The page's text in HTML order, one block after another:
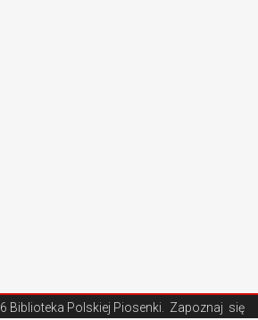
Biblioteka Polskiej Piosenki . Zapoznaj się